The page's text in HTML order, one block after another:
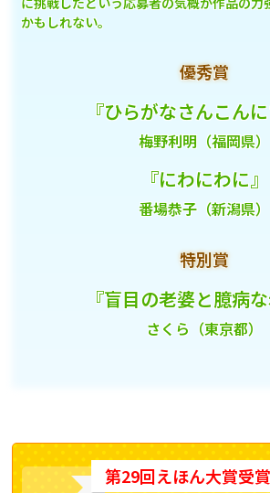
かもしれない。
優秀賞
『ひらがなさんこんに
梅野利明（福岡県）
『にわにわに』
番場恭子（新潟県）
特別賞
『盲目の老婆と臆病な
さくら（東京都）
第29回えほん大賞受